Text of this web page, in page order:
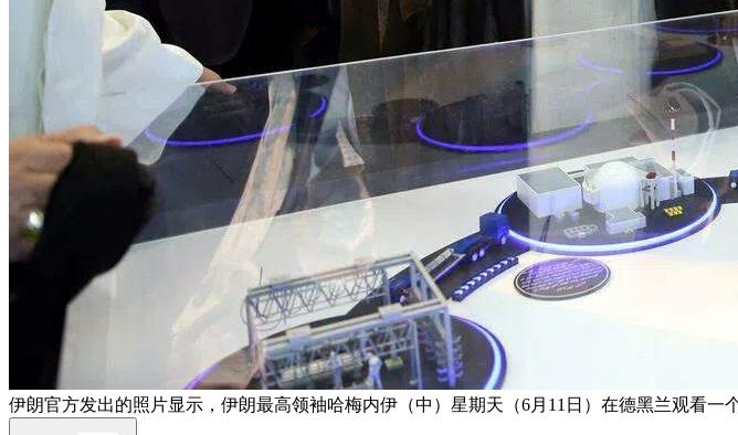
伊朗官方发出的照片显示，伊朗最高领袖哈梅内伊（中）星期天（6月11日）在德黑兰观看一